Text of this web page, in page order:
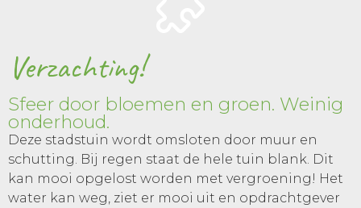
Verzachting!
Sfeer door bloemen en groen. Weinig
onderhoud.
Deze stadstuin wordt omsloten door muur en
schutting. Bij regen staat de hele tuin blank. Dit
kan mooi opgelost worden met vergroening! Het
water kan weg, ziet er mooi uit en opdrachtgever